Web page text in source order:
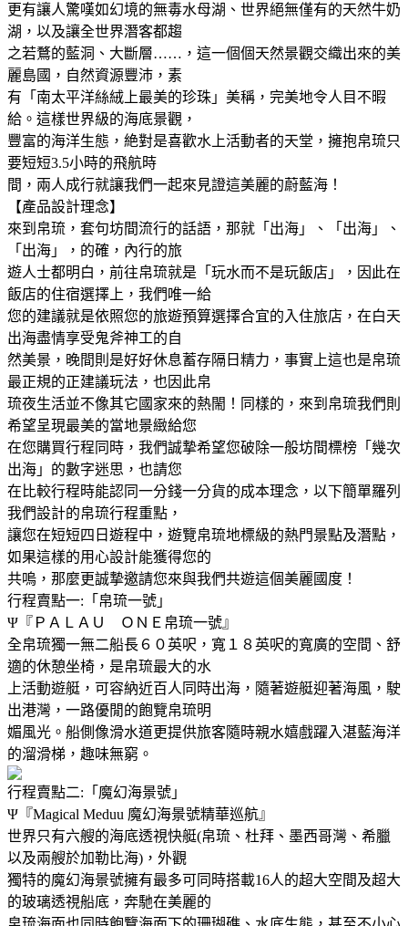
更有讓人驚嘆如幻境的無毒水母湖、世界絕無僅有的天然牛奶
湖，以及讓全世界潛客都趨
之若鶩的藍洞、大斷層……，這一個個天然景觀交織出來的美
麗島國，自然資源豐沛，素
有「南太平洋絲絨上最美的珍珠」美稱，完美地令人目不暇
給。這樣世界級的海底景觀，
豐富的海洋生態，絶對是喜歡水上活動者的天堂，擁抱帛琉只
要短短3.5小時的飛航時
間，兩人成行就讓我們一起來見證這美麗的蔚藍海！
【產品設計理念】
來到帛琉，套句坊間流行的話語，那就「出海」、「出海」、
「出海」，的確，內行的旅
遊人士都明白，前往帛琉就是「玩水而不是玩飯店」，因此在
飯店的住宿選擇上，我們唯一給
您的建議就是依照您的旅遊預算選擇合宜的入住旅店，在白天
出海盡情享受鬼斧神工的自
然美景，晚間則是好好休息蓄存隔日精力，事實上這也是帛琉
最正規的正建議玩法，也因此帛
琉夜生活並不像其它國家來的熱閙！同樣的，來到帛琉我們則
希望呈現最美的當地景緻給您
在您購買行程同時，我們誠摯希望您破除一般坊間標榜「幾次
出海」的數字迷思，也請您
在比較行程時能認同一分錢一分貨的成本理念，以下簡單羅列
我們設計的帛琉行程重點，
讓您在短短四日遊程中，遊覽帛琉地標級的熱門景點及潛點，
如果這樣的用心設計能獲得您的
共嗚，那麼更誠摯邀請您來與我們共遊這個美麗國度！
行程賣點一:「帛琉一號」
Ψ『ＰＡＬＡＵ ＯＮＥ帛琉一號』
全帛琉獨一無二船長６０英呎，寬１８英呎的寬廣的空間、舒
適的休憩坐椅，是帛琉最大的水
上活動遊艇，可容納近百人同時出海，隨著遊艇迎著海風，駛
出港灣，一路優閒的飽覽帛琉明
媚風光。船側像滑水道更提供旅客隨時親水嬉戲躍入湛藍海洋
的溜滑梯，趣味無窮。
行程賣點二:「魔幻海景號」
Ψ『Magical Meduu 魔幻海景號精華巡航』
世界只有六艘的海底透視快艇(帛琉、杜拜、墨西哥灣、希臘
以及兩艘於加勒比海)，外觀
獨特的魔幻海景號擁有最多可同時搭載16人的超大空間及超大
的玻璃透視船底，奔馳在美麗的